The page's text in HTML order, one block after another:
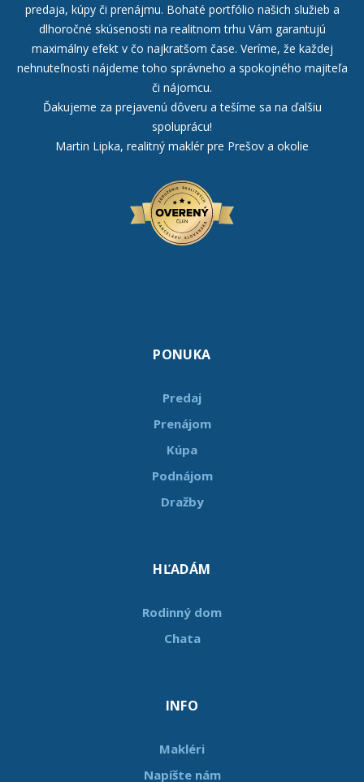
predaja, kúpy či prenájmu. Bohaté portfólio našich služieb a
dlhoročné skúsenosti na realitnom trhu Vám garantujú
maximálny efekt v čo najkratšom čase. Veríme, že každej
nehnuteľnosti nájdeme toho správneho a spokojného majiteľa
či nájomcu.
Ďakujeme za prejavenú dôveru a tešíme sa na ďalšiu
spoluprácu!
Martin Lipka, realitný maklér pre Prešov a okolie
PONUKA
Predaj
Prenájom
Kúpa
Podnájom
Dražby
HĽADÁM
Rodinný dom
Chata
INFO
Makléri
Napíšte nám